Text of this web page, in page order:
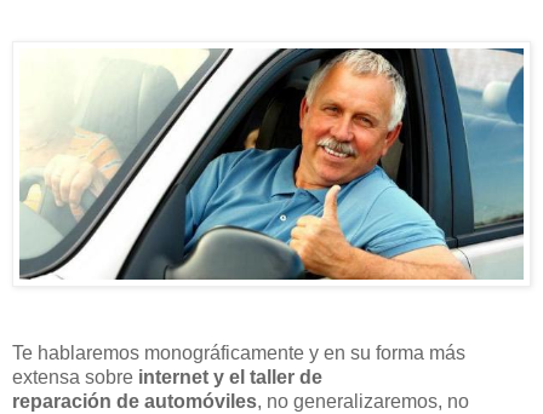
Te hablaremos monográficamente y en su forma más
extensa sobre internet y el taller de
reparación de automóviles, no generalizaremos, no